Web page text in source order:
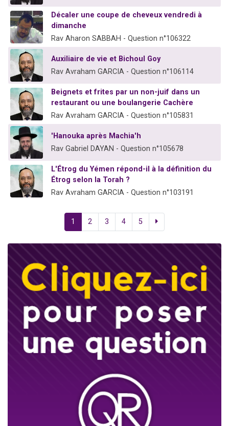
Décaler une coupe de cheveux vendredi à
dimanche
Rav Aharon SABBAH - Question n°106322
Auxiliaire de vie et Bichoul Goy
Rav Avraham GARCIA - Question n°106114
Beignets et frites par un non-juif dans un
restaurant ou une boulangerie Cachère
Rav Avraham GARCIA - Question n°105831
'Hanouka après Machia'h
Rav Gabriel DAYAN - Question n°105678
L'Étrog du Yémen répond-il à la définition du
Étrog selon la Torah ?
Rav Avraham GARCIA - Question n°103191
1 2 3 4 5